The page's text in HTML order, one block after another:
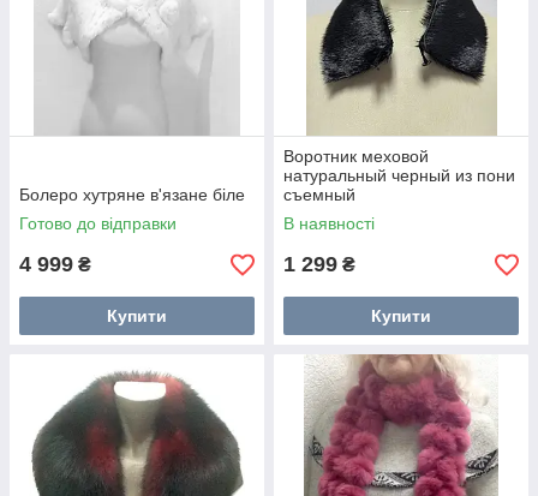
Болеро хутряне в'язане біле
Готово до відправки
4 999 ₴
Купити
Воротник меховой
натуральный черный из пони
съемный
В наявності
1 299 ₴
Купити